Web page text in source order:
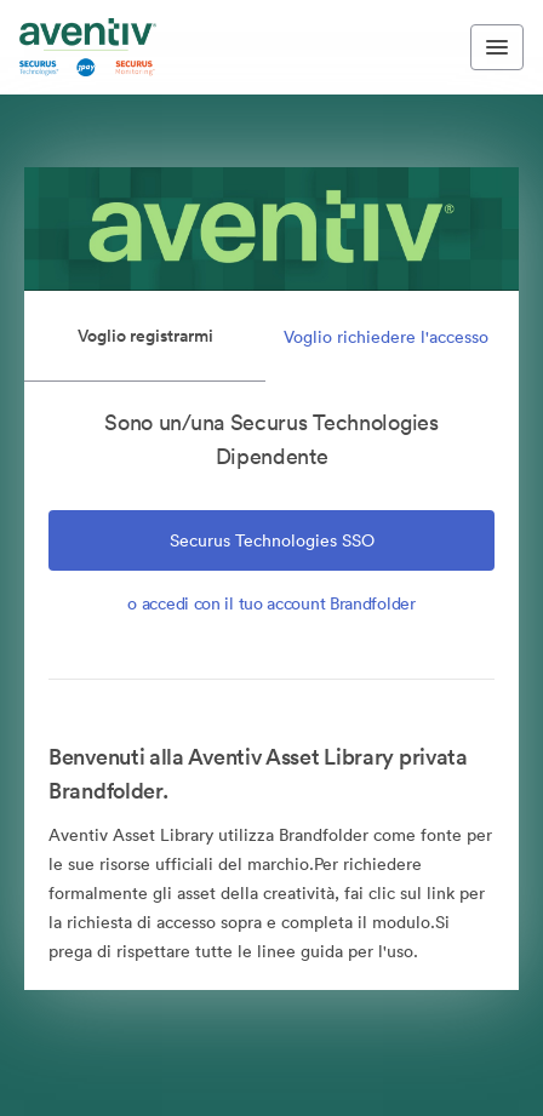
Voglio registrarmi Voglio richiedere l'accesso
Sono un/una Securus Technologies
Dipendente
Securus Technologies SSO
o accedi con il tuo account Brandfolder
Benvenuti alla Aventiv Asset Library privata
Brandfolder.
Aventiv Asset Library utilizza Brandfolder come fonte per
le sue risorse ufficiali del marchio.Per richiedere
formalmente gli asset della creatività, fai clic sul link per
la richiesta di accesso sopra e completa il modulo.Si
prega di rispettare tutte le linee guida per l'uso.